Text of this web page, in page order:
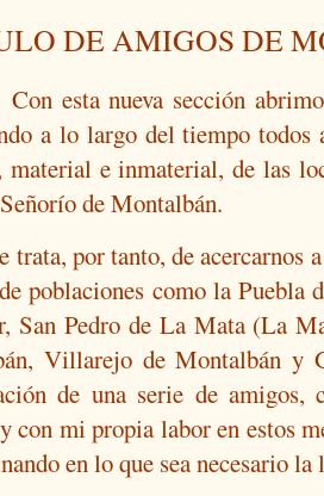
DE AMIGOS DE
Con esta nueva sección
a lo largo del tiempo todos
e inmaterial, de las
de Montalbán.
trata, por tanto, de
poblaciones como la
San Pedro de La Mata (La
Villarejo de Montalbán y
de una serie de amigos,
con mi propia labor en estos
en lo que sea necesario